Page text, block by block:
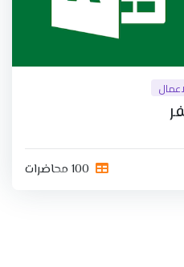
100 محاضرات